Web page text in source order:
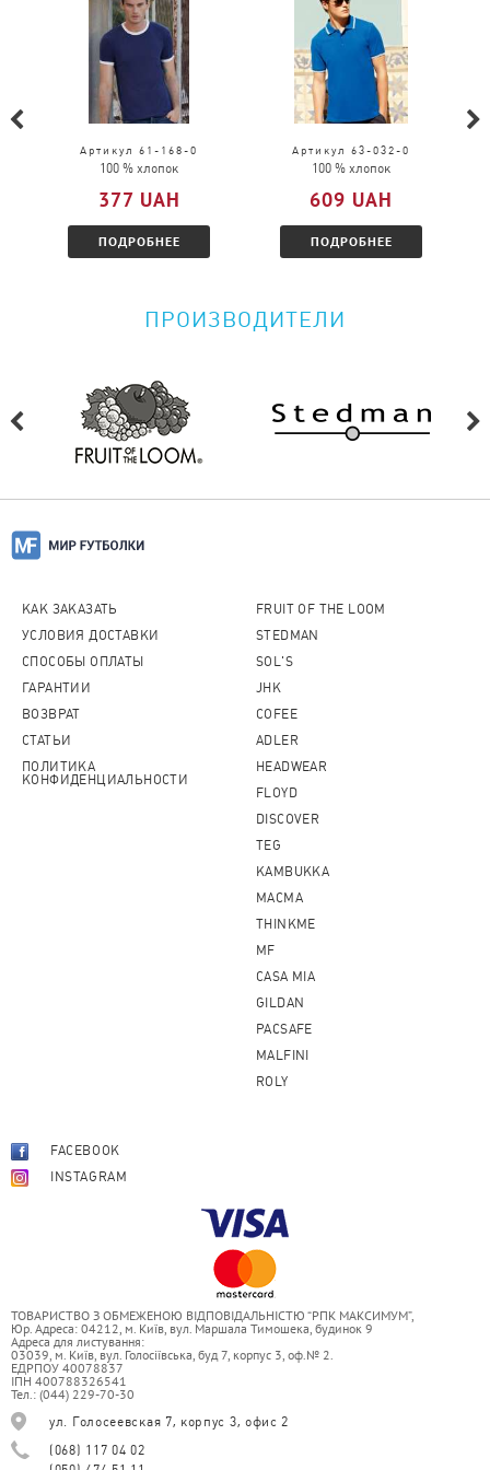
Обмен возможен на товар той же модели, только
в другом размере.
Можно ли вернуть товар?
Пожалуйста, перейдите поссылкеи
ознакомитесь с условиями.
Артикул 61-168-0
100 % хлопок
377 UAH
ПОДРОБНЕЕ
Артикул 63-032-0
100 % хлопок
609 UAH
ПОДРОБНЕЕ
ПРОИЗВОДИТЕЛИ
КАК ЗАКАЗАТЬ
УСЛОВИЯ ДОСТАВКИ
СПОСОБЫ ОПЛАТЫ
ГАРАНТИИ
ВОЗВРАТ
СТАТЬИ
ПОЛИТИКА
КОНФИДЕНЦИАЛЬНОСТИ
FRUIT OF THE LOOM
STEDMAN
SOL'S
JHK
COFEE
ADLER
HEADWEAR
FLOYD
DISCOVER
TEG
KAMBUKKA
MACMA
THINKME
MF
CASA MIA
GILDAN
PACSAFE
MALFINI
ROLY
FACEBOOK
INSTAGRAM
ТОВАРИСТВО З ОБМЕЖЕНОЮ ВІДПОВІДАЛЬНІСТЮ “РПК МАКСИМУМ”,
Юр. Адреса: 04212, м. Київ, вул. Маршала Тимошека, будинок 9
Адреса для листування:
03039, м. Київ, вул. Голосіївська, буд 7, корпус 3, оф.№ 2.
ЕДРПОУ 40078837
ІПН 400788326541
Тел.: (044) 229-70-30
ул. Голосеевская 7, корпус 3, офис 2
(068) 117 04 02